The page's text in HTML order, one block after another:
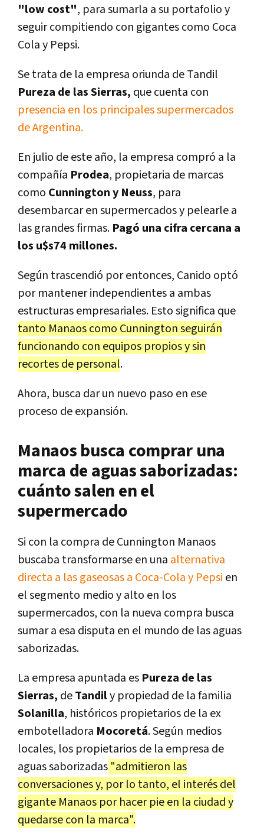
"low cost", para sumarla a su portafolio y
seguir compitiendo con gigantes como Coca
Cola y Pepsi.
Se trata de la empresa oriunda de Tandil
Pureza de las Sierras, que cuenta con
presencia en los principales supermercados
de Argentina.
En julio de este año, la empresa compró a la
compañía Prodea, propietaria de marcas
como Cunnington y Neuss, para
desembarcar en supermercados y pelearle a
las grandes firmas. Pagó una cifra cercana a
los u$s74 millones.
Según trascendió por entonces, Canido optó
por mantener independientes a ambas
estructuras empresariales. Esto significa que
tanto Manaos como Cunnington seguirán
funcionando con equipos propios y sin
recortes de personal.
Ahora, busca dar un nuevo paso en ese
proceso de expansión.
Manaos busca comprar una
marca de aguas saborizadas:
cuánto salen en el
supermercado
Si con la compra de Cunnington Manaos
buscaba transformarse en una alternativa
directa a las gaseosas a Coca-Cola y Pepsi en
el segmento medio y alto en los
supermercados, con la nueva compra busca
sumar a esa disputa en el mundo de las aguas
saborizadas.
La empresa apuntada es Pureza de las
Sierras, deTandily propiedad de la familia
Solanilla, históricos propietarios de la ex
embotelladora Mocoretá. Según medios
locales, los propietarios de la empresa de
aguas saborizadas "admitieron las
conversaciones y, por lo tanto, el interés del
gigante Manaos por hacer pie en la ciudad y
quedarse con la marca".